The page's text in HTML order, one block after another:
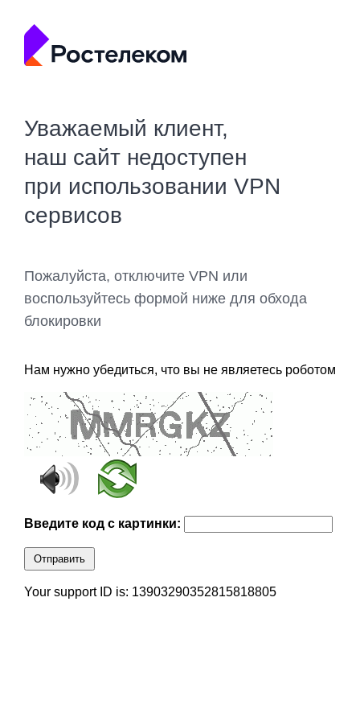
Уважаемый клиент,
наш сайт недоступен
при использовании VPN
сервисов
Пожалуйста, отключите VPN или
воспользуйтесь формой ниже для обхода
блокировки
Нам нужно убедиться, что вы не являетесь роботом
Введите код с картинки:
Отправить
Your support ID is: 13903290352815818805